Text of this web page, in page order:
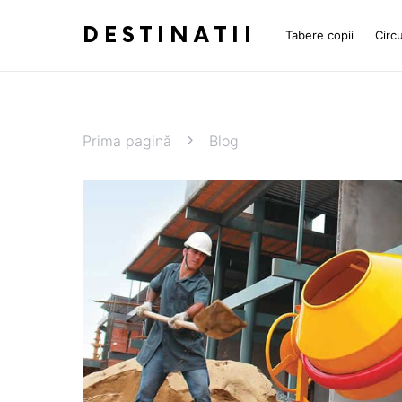
DESTINATII Tabere copii
Prima pagină Blog